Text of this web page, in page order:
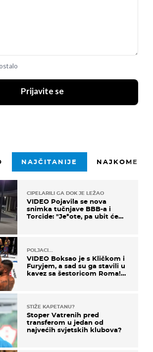
Prijavite se
NAJČITANIJE
CIPELARILI GA DOK JE LEŽAO
VIDEO Pojavila se nova
snimka tučnjave BBB-a i
Torcide: "Je*ote, pa ubit će
POLJACI...
VIDEO Boksao je s Kličkom i
Furyjem, a sad su ga stavili u
kavez sa šestoricom Roma!
STIŽE KAPETANU?
Stoper Vatrenih pred
transferom u jedan od
najvećih svjetskih klubova?